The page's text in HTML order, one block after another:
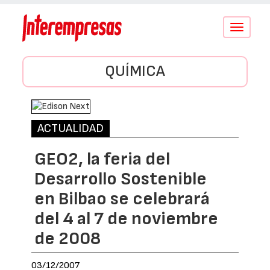
Conmutar
QUÍMICA
ACTUALIDAD
GEO2, la feria del
Desarrollo Sostenible
en Bilbao se celebrará
del 4 al 7 de noviembre
de 2008
03/12/2007